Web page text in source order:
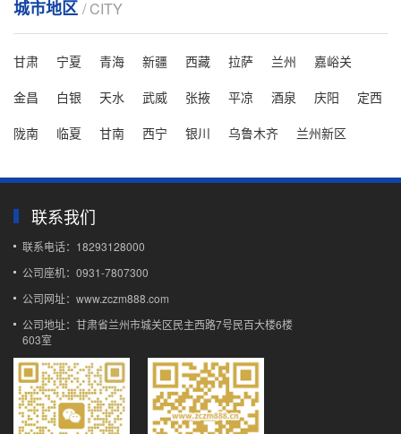
黄河之畔的绿色照明实践：兰州太阳能草坪灯选型与运维技术指南
兰州作为黄河上游重要节点城市，其城市绿化与景观照
明体系建设正面临能源消耗与生态保护的双重考量。传
统市电草坪灯铺设涉及电缆开挖、管线敷设，不仅施工
复杂，在兰州特有...
越多的市政工程、乡村道路及园区项目开始采用太阳能
在西北地区城市更新与绿色照明转型加速的背景下，兰
园区及隧道照明的主流选择。然而，不少用户在实际应
用中仍面临光衰...
科学维护让太阳能LED路灯使用寿命突破15年
在2025年的智慧城市建设中，太阳能LED路灯已成为主
流照明方案。许多项目面临使用寿命不达标的困扰，实
际上通过科学的维护管理，太阳能LED路灯的平均使用
城市地区 / CITY
甘肃 宁夏 青海 新疆 西藏 拉萨 兰州
嘉峪关
金昌
白银 天水 武威 张掖 平凉 酒泉 庆阳
定西
陇南
临夏 甘南 西宁 银川 乌鲁木齐 兰州新区
联系我们
联系电话：18293128000
公司座机：0931-7807300
公司网址：www.zczm888.com
公司地址：甘肃省兰州市城关区民主西路7号民百大楼6楼
603室